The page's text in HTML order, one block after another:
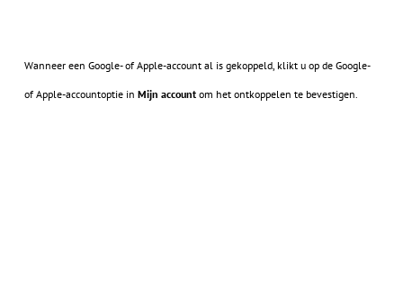
Wanneer een Google- of Apple-account al is gekoppeld, klikt u op de Google-
of Apple-accountoptie in Mijn accountom het ontkoppelen te bevestigen.